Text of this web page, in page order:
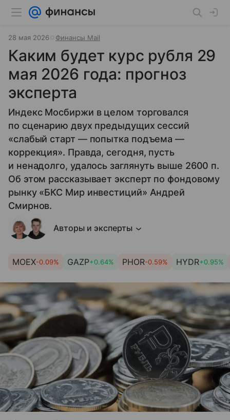
28 мая 2026 Финансы Mail
Каким будет курс рубля 29
мая 2026 года: прогноз
эксперта
Индекс Мосбиржи в целом торговался
по сценарию двух предыдущих сессий
«слабый старт — попытка подъема —
коррекция». Правда, сегодня, пусть
и ненадолго, удалось заглянуть выше 2600 п.
Об этом рассказывает эксперт по фондовому
рынку «БКС Мир инвестиций» Андрей
Смирнов.
Авторы и эксперты
MOEX-0.09% GAZP+0.64% PHOR-0.59% HYDR+0.95%